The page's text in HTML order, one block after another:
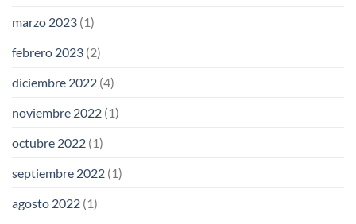
marzo 2023 (1)
febrero 2023 (2)
diciembre 2022 (4)
noviembre 2022 (1)
octubre 2022 (1)
septiembre 2022 (1)
agosto 2022 (1)